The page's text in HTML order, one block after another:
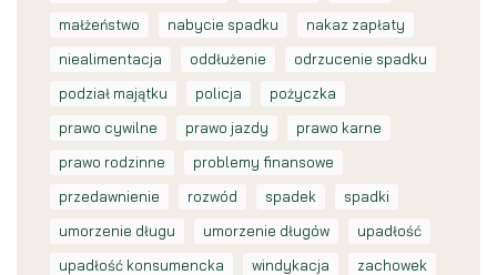
małżeństwo
nabycie spadku
nakaz zapłaty
niealimentacja
oddłużenie
odrzucenie spadku
podział majątku
policja
pożyczka
prawo cywilne
prawo jazdy
prawo karne
prawo rodzinne
problemy finansowe
przedawnienie
rozwód spadek
spadki
umorzenie długu
umorzenie długów
upadłość
upadłość konsumencka
windykacja
zachowek